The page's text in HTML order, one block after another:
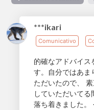
***ikari
Comunicativo
的確なアドバイス
す。自分ではあま
ただいたので、
していただいて
落ち着きました。